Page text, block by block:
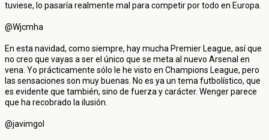
tuviese, lo pasaría realmente mal para competir por todo en Europa.
@Wjcmha
En esta navidad, como siempre, hay mucha Premier League, así que
no creo que vayas a ser el único que se meta al nuevo Arsenal en
vena. Yo prácticamente sólo le he visto en Champions League, pero
las sensaciones son muy buenas. No es ya un tema futbolístico, que
es evidente que también, sino de fuerza y carácter. Wenger parece
que ha recobrado la ilusión.
@javimgol